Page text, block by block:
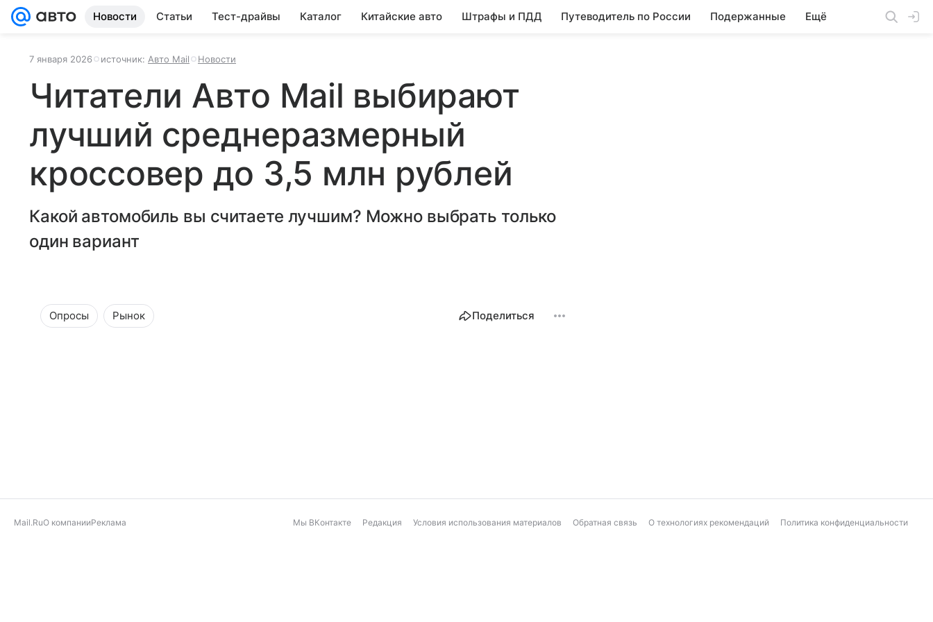
Новости Статьи Тест-драйвы Каталог Китайские авто Штрафы и ПДД Путеводитель по России Подержанные Ещё
7 января 2026 источник: Авто Mail Новости
Читатели Авто Mail выбирают
лучший среднеразмерный
кроссовер до 3,5 млн рублей
Какой автомобиль вы считаете лучшим? Можно выбрать только
один вариант
Опросы Рынок Поделиться
Mail.RuО компанииРеклама Мы ВКонтакте Редакция Условия использования материалов Обратная связь О технологиях рекомендаций Политика конфиденциальности